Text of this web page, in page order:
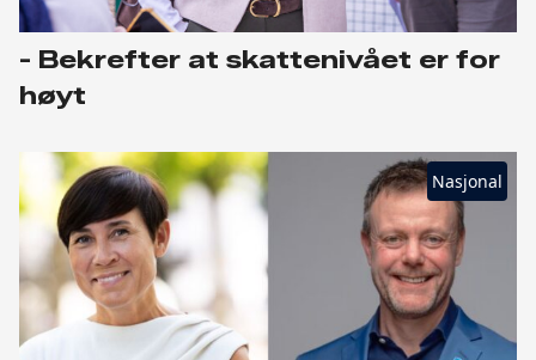
- Bekrefter at skattenivået er for
høyt
Nasjonal